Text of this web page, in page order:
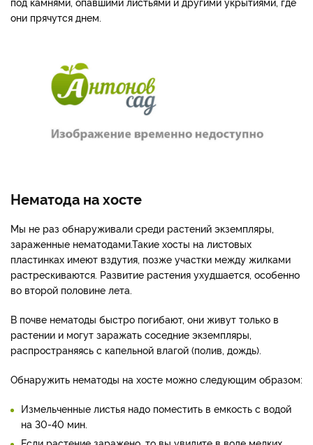
они прячутся днем.
Нематода на хосте
Мы не раз обнаруживали среди растений экземпляры,
зараженные нематодами.Такие хосты на листовых
пластинках имеют вздутия, позже участки между жилками
растрескиваются. Развитие растения ухудшается, особенно
во второй половине лета.
В почве нематоды быстро погибают, они живут только в
растении и могут заражать соседние экземпляры,
распространяясь с капельной влагой (полив, дождь).
Обнаружить нематоды на хосте можно следующим образом:
Измельченные листья надо поместить в емкость с водой
на 30-40 мин.